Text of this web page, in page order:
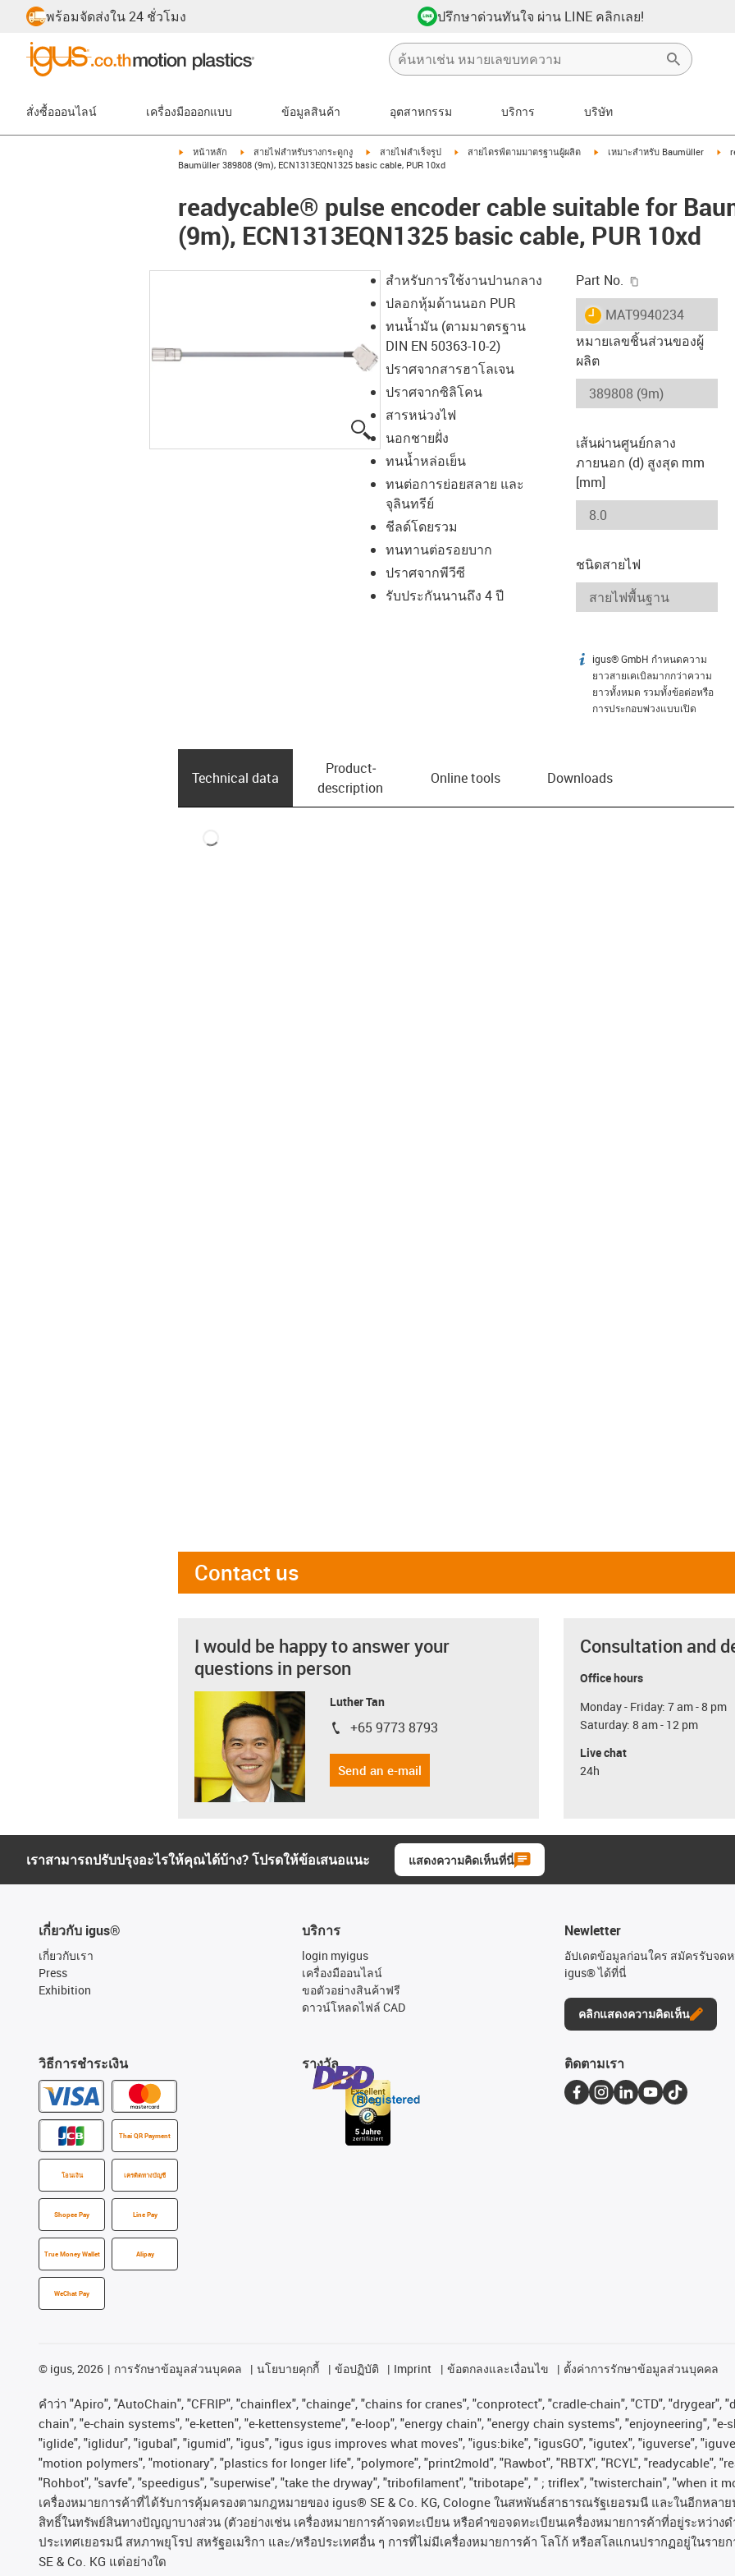
พร้อมจัดส่งใน 24 ชั่วโมง ปรึกษาด่วนทันใจ ผ่าน LINE คลิกเลย!
สั่งซื้อออนไลน์ เครื่องมือออกแบบ ข้อมูลสินค้า อุตสาหกรรม บริการ บริษัท
igus-icon-arrow-right
หน้าหลัก igus-icon-arrow-right
สายไฟสำหรับรางกระดูกงู igus-icon-arrow-right
สายไฟสำเร็จรูป igus-icon-arrow-right
สายไดรฟ์ตามมาตรฐานผู้ผลิต igus-icon-arrow-right
เหมาะสำหรับ Baumüller
Baumüller 389808 (9m), ECN1313EQN1325 basic cable, PUR 10xd
readycable® pulse encoder cable suitable for
(9m), ECN1313EQN1325 basic cable, PUR 10xd
igus-icon-lupe
สำหรับการใช้งานปานกลาง
ปลอกหุ้มด้านนอก PUR
ทนน้ำมัน (ตามมาตรฐาน
DIN EN 50363-10-2)
ปราศจากสารฮาโลเจน
ปราศจากซิลิโคน
สารหน่วงไฟ
นอกชายฝั่ง
ทนน้ำหล่อเย็น
ทนต่อการย่อยสลาย และ
จุลินทรีย์
ชีลด์โดยรวม
ทนทานต่อรอยบาก
ปราศจากพีวีซี
รับประกันนานถึง 4 ปี
Part No.
igus-icon-lieferzeit
MAT9940234
หมายเลขชิ้นส่วนของผู้
ผลิต
เส้นผ่านศูนย์กลาง
ภายนอก (d) สูงสุด mm
[mm]
ชนิดสายไฟ
igus-icon-info
igus® GmbH กำหนดความ
ยาวสายเคเบิลมากกว่าความ
ยาวทั้งหมด รวมทั้งข้อต่อหรือ
การประกอบพ่วงแบบเปิด
Technical data
Product­
description
Online tools Downloads
Contact us
I would be happy to answer your
questions in person
Luther Tan
igus-icon-phone
+65 9773 8793
Send an e-mail
Consultation and
Office hours
Monday - Friday: 7 am - 8 pm
Saturday: 8 am - 12 pm
Live chat
24h
เราสามารถปรับปรุงอะไรให้คุณได้บ้าง? โปรดให้ข้อเสนอแนะ แสดงความคิดเห็นที่นี่
เกี่ยวกับ igus®
เกี่ยวกับเรา
Press
Exhibition
วิธีการชำระเงิน
Thai QR Payment
โอนเงิน เครดิตทางบัญชี
Shopee Pay Line Pay
True Money Wallet Alipay
WeChat Pay
บริการ
login myigus
เครื่องมืออนไลน์
ขอตัวอย่างสินค้าฟรี
ดาวน์โหลดไฟล์ CAD
รางวัล
Newletter
อัปเดตข้อมูลก่อนใคร สมัครรับจด
igus® ได้ที่นี่
คลิกแสดงความคิดเห็น
ติดตามเรา
© igus, 2026 การรักษาข้อมูลส่วนบุคคล นโยบายคุกกี้ ข้อปฏิบัติ Imprint ข้อตกลงและเงื่อนไข ตั้งค่าการรักษาข้อมูลส่วนบุคคล
คําว่า "Apiro", "AutoChain", "CFRIP", "chainflex", "chainge", "chains for cranes", "conprotect", "cradle-chain", "CTD", "drygear",
chain", "e-chain systems", "e-ketten", "e-kettensysteme", "e-loop", "energy chain", "energy chain systems", "enjoyneering", "e-
"iglide", "iglidur", "igubal", "igumid", "igus", "igus igus improves what moves", "igus:bike", "igusGO", "igutex", "iguverse",
"motion polymers", "motionary", "plastics for longer life", "polymore", "print2mold", "Rawbot", "RBTX", "RCYL", "readycable",
"Rohbot", "savfe", "speedigus", "superwise", "take the dryway", "tribofilament", "tribotape", " ; triflex", "twisterchain", "when it
เครื่องหมายการค้าที่ได้รับการคุ้มครองตามกฎหมายของ igus® SE & Co. KG, Cologne ในสหพันธ์สาธารณรัฐเยอรมนี และในอีกหลาย
สิทธิ์ในทรัพย์สินทางปัญญาบางส่วน (ตัวอย่างเช่น เครื่องหมายการค้าจดทะเบียน หรือคำขอจดทะเบียนเครื่องหมายการค้าที่อยู่ระหว่างด
ประเทศเยอรมนี สหภาพยุโรป สหรัฐอเมริกา และ/หรือประเทศอื่น ๆ การที่ไม่มีเครื่องหมายการค้า โลโก้ หรือสโลแกนปรากฏอยู่ในราย
SE & Co. KG แต่อย่างใด